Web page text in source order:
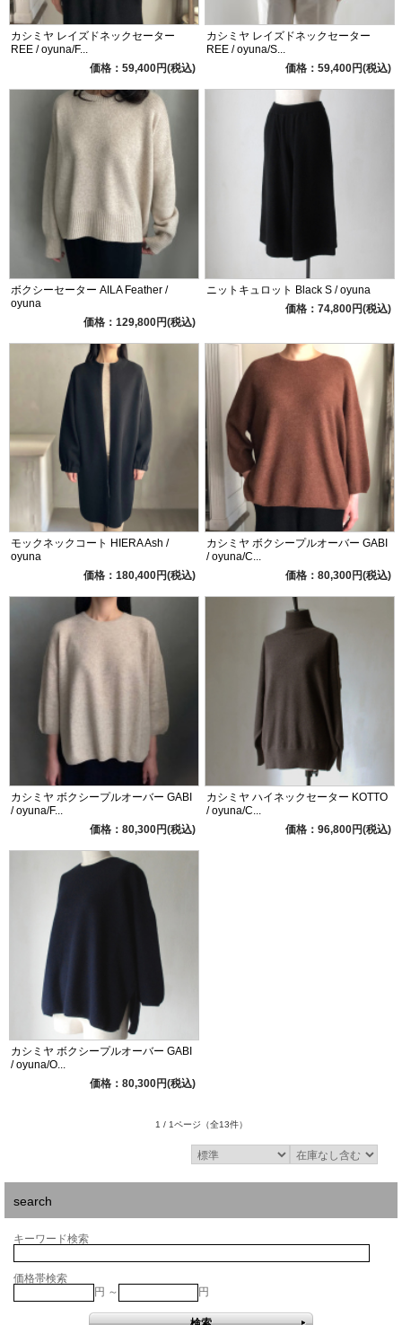
カシミヤ レイズドネックセーター
REE / oyuna/F...
価格：59,400円(税込)
カシミヤ レイズドネックセーター
REE / oyuna/S...
価格：59,400円(税込)
ボクシーセーター AILA Feather /
oyuna
価格：129,800円(税込)
ニットキュロット Black S / oyuna
価格：74,800円(税込)
モックネックコート HIERA Ash /
oyuna
価格：180,400円(税込)
カシミヤ ボクシープルオーバー GABI
/ oyuna/C...
価格：80,300円(税込)
カシミヤ ボクシープルオーバー GABI
/ oyuna/F...
価格：80,300円(税込)
カシミヤ ハイネックセーター KOTTO
/ oyuna/C...
価格：96,800円(税込)
カシミヤ ボクシープルオーバー GABI
/ oyuna/O...
価格：80,300円(税込)
1 / 1ページ （全13件）
search
キーワード検索
価格帯検索
円 ～
円